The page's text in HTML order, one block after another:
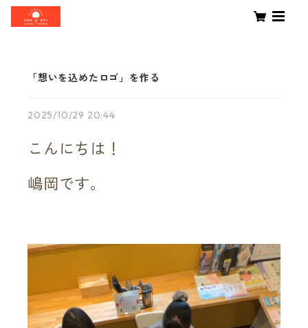
「想いを込めたロゴ」を作る
2025/10/29 20:44
こんにちは！
嶋岡です。